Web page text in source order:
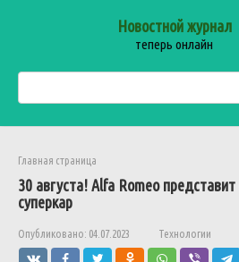
Новостной журнал
теперь онлайн
Главная страница
30 августа! Alfa Romeo представит
суперкар
Опубликовано: 04.07.2023 Технологии